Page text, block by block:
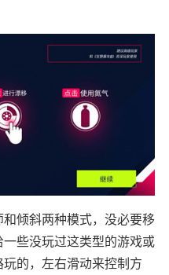
倾斜两种模式，没必要移
些没玩过这类型的游戏或
的，左右滑动来控制方